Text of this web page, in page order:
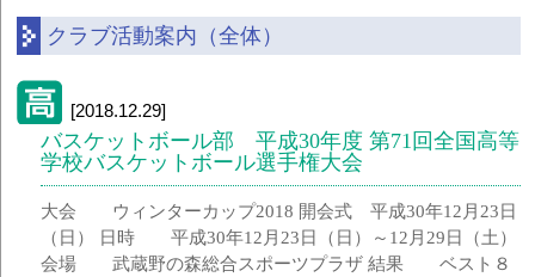
クラブ活動案内（全体）
[2018.12.29]
バスケットボール部 平成30年度 第71回全国高等
学校バスケットボール選手権大会
大会 ウィンターカップ2018 開会式 平成30年12月23日
（日） 日時 平成30年12月23日（日）～12月29日（土）
会場 武蔵野の森総合スポーツプラザ 結果 ベスト８